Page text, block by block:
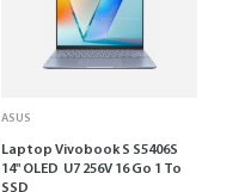
ASUS
Laptop Vivobook S S5406S
14" OLED U7 256V 16 Go 1 To
SSD